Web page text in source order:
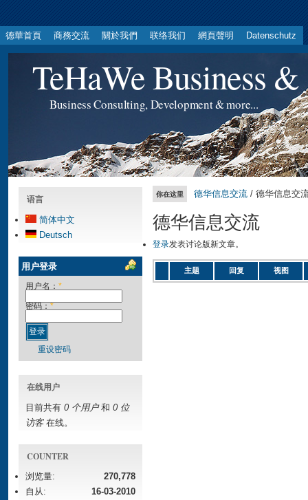
德華首頁 商務交流 關於我們 联络我们 網頁聲明 Datenschutz
TeHaWe Business
Business Consulting, Development & more...
语言
简体中文
Deutsch
用户登录
用户名： *
密码： *
重设密码
在线用户
目前共有 0 个用户和 0 位
访客在线。
COUNTER
浏览量:
270,778
自从:
16-03-2010
你在这里 德华信息交流 / 德华信息交
德华信息交流
登录发表讨论版新文章。
主题 回复 视图